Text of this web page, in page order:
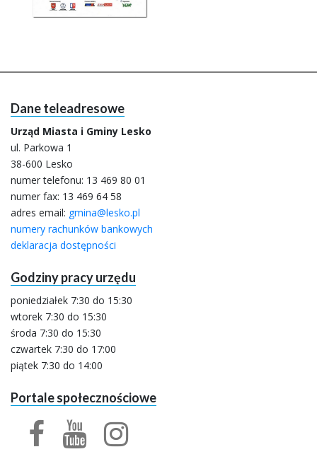
Dane teleadresowe
Urząd Miasta i Gminy Lesko
ul. Parkowa 1
38-600 Lesko
numer telefonu: 13 469 80 01
numer fax: 13 469 64 58
adres email: gmina@lesko.pl
numery rachunków bankowych
deklaracja dostępności
Godziny pracy urzędu
poniedziałek 7:30 do 15:30
wtorek 7:30 do 15:30
środa 7:30 do 15:30
czwartek 7:30 do 17:00
piątek 7:30 do 14:00
Portale społecznościowe
facebook profil urzędu miasta
youtubekanał urzędu miasta
facebook